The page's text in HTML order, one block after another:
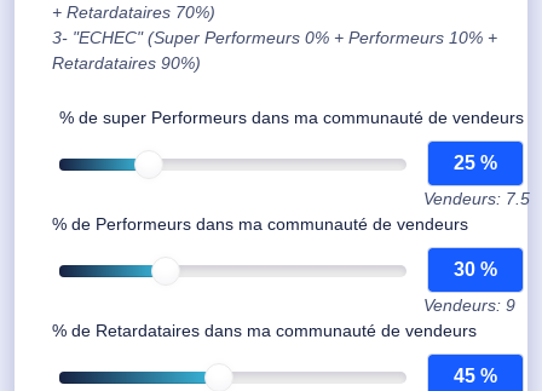
+ Retardataires 70%)
3- "ECHEC" (Super Performeurs 0% + Performeurs 10% +
Retardataires 90%)
% de super Performeurs dans ma communauté de vendeurs
Vendeurs: 7.5
% de Performeurs dans ma communauté de vendeurs
Vendeurs: 9
% de Retardataires dans ma communauté de vendeurs